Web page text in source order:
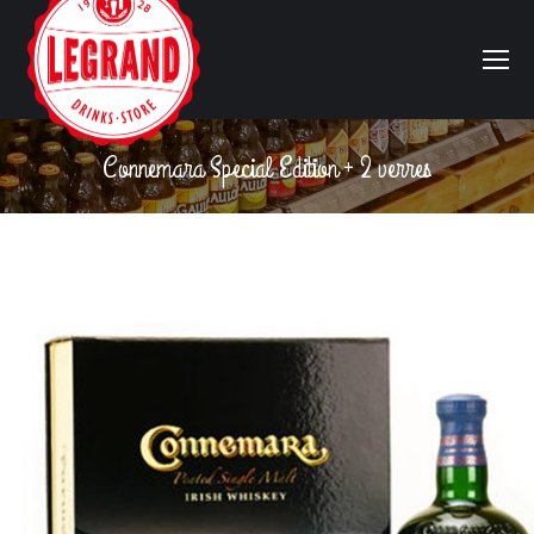
Connemara Special Edition + 2 verres
Vous êtes ici :